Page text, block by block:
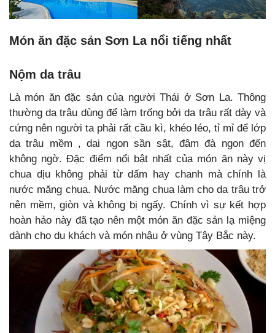
Món ăn đặc sản Sơn La nổi tiếng nhất
Nộm da trâu
Là món ăn đặc sản của người Thái ở Sơn La. Thông
thường da trâu dùng để làm trống bởi da trâu rất dày và
cứng nên người ta phải rất cầu kì, khéo léo, tỉ mỉ để lớp
da trâu mềm , dai ngon sần sật, đâm đà ngon đến
không ngờ. Đặc điểm nổi bật nhất của món ăn này vị
chua dịu không phải từ dấm hay chanh mà chính là
nước măng chua. Nước măng chua làm cho da trâu trở
nên mềm, giòn và không bị ngấy. Chính vì sự kết hợp
hoàn hảo này đã tạo nên một món ăn đặc sản lạ miệng
dành cho du khách và món nhậu ở vùng Tây Bắc này.